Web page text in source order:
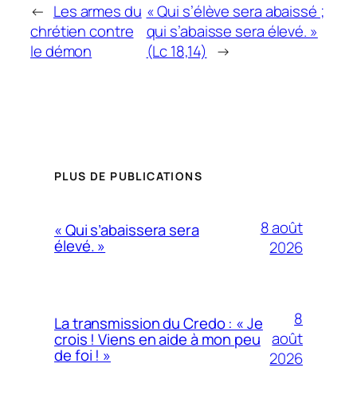
← Les armes du
chrétien contre
le démon
« Qui s’élève sera abaissé ;
qui s’abaisse sera élevé. »
(Lc 18,14) →
PLUS DE PUBLICATIONS
« Qui s’abaissera sera
élevé. »
8 août
2026
La transmission du Credo : « Je
crois ! Viens en aide à mon peu
de foi ! »
8
août
2026